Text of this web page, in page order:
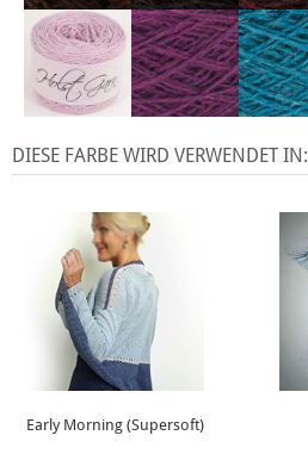
DIESE FARBE WIRD VERWENDET IN:
Early Morning (Supersoft)